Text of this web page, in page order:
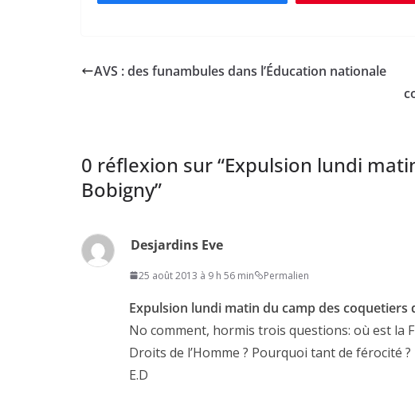
AVS : des funambules dans l’Éducation nationale
0 réflexion sur “Expulsion lundi
Bobigny”
Desjardins Eve
25 août 2013 à 9 h 56 min Permalien
Expulsion lundi matin du camp des coquetiers
No comment, hormis trois questions: où est la
Droits de l’Homme ? Pourquoi tant de férocité ?
E.D